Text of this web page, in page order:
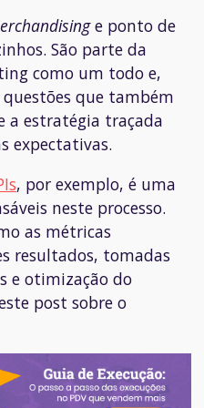
e ponto de
São parte da
como um todo e,
que também
a estratégia traçada
expectativas.
, por exemplo, é uma
neste processo.
as métricas
resultados, tomadas
e otimização do
post sobre o